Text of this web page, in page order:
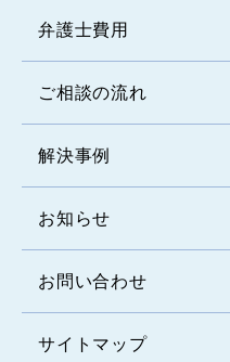
弁護士費用
ご相談の流れ
解決事例
お知らせ
お問い合わせ
サイトマップ